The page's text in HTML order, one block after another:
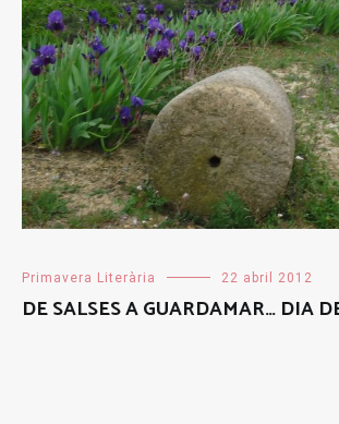
Primavera Literària 22 abril 2012
DE SALSES A GUARDAMAR… DIA